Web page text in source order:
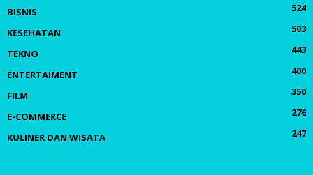
BISNIS
524
KESEHATAN
503
TEKNO
443
ENTERTAIMENT
400
FILM
350
E-COMMERCE
276
KULINER DAN WISATA
247